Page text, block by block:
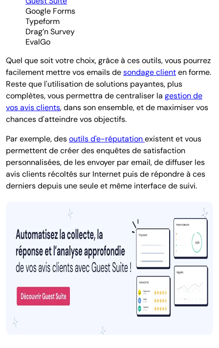
Google Forms
Typeform
Drag’n Survey
EvalGo
Quel que soit votre choix, grâce à ces outils, vous pourrez
facilement mettre vos emails desondage clienten forme.
Reste que l'utilisation de solutions payantes, plus
complètes, vous permettra de centraliser la gestion de
vos avis clients, dans son ensemble, et de maximiser vos
chances d'atteindre vos objectifs.
Par exemple, desoutils d'e-réputationexistent et vous
permettent de créer des enquêtes de satisfaction
personnalisées, de les envoyer par email, de diffuser les
avis clients récoltés sur Internet puis de répondre à ces
derniers depuis une seule et même interface de suivi.